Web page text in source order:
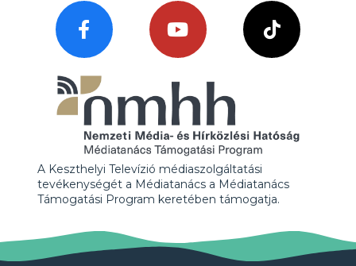
A Keszthelyi Televízió médiaszolgáltatási
tevékenységét a Médiatanács a Médiatanács
Támogatási Program keretében támogatja.